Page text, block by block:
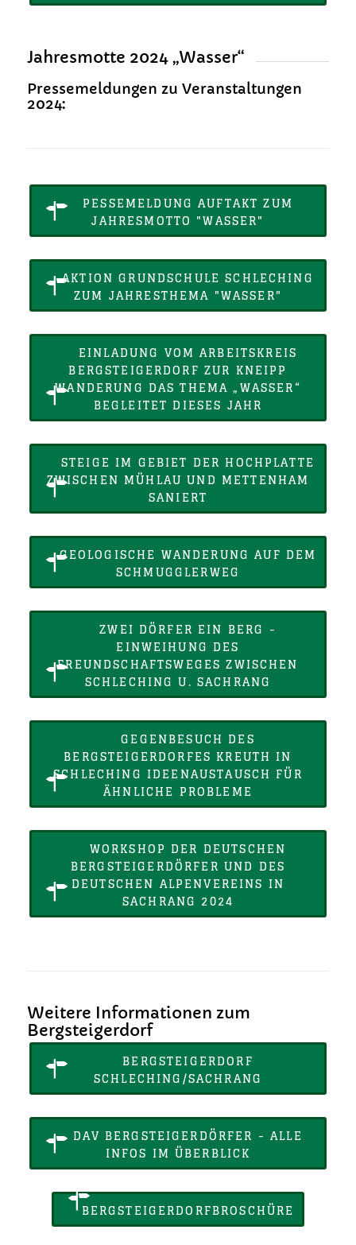
Jahresmotte 2024 „Wasser“
Pressemeldungen zu Veranstaltungen
2024:
PESSEMELDUNG AUFTAKT ZUM
JAHRESMOTTO "WASSER"
AKTION GRUNDSCHULE SCHLECHING
ZUM JAHRESTHEMA "WASSER"
EINLADUNG VOM ARBEITSKREIS
BERGSTEIGERDORF ZUR KNEIPP
WANDERUNG DAS THEMA „WASSER“
BEGLEITET DIESES JAHR
STEIGE IM GEBIET DER HOCHPLATTE
ZWISCHEN MÜHLAU UND METTENHAM
SANIERT
GEOLOGISCHE WANDERUNG AUF DEM
SCHMUGGLERWEG
ZWEI DÖRFER EIN BERG -
EINWEIHUNG DES
FREUNDSCHAFTSWEGES ZWISCHEN
SCHLECHING U. SACHRANG
GEGENBESUCH DES
BERGSTEIGERDORFES KREUTH IN
SCHLECHING IDEENAUSTAUSCH FÜR
ÄHNLICHE PROBLEME
WORKSHOP DER DEUTSCHEN
BERGSTEIGERDÖRFER UND DES
DEUTSCHEN ALPENVEREINS IN
SACHRANG 2024
Weitere Informationen zum
Bergsteigerdorf
BERGSTEIGERDORF
SCHLECHING/SACHRANG
DAV BERGSTEIGERDÖRFER - ALLE
INFOS IM ÜBERBLICK
BERGSTEIGERDORFBROSCHÜRE